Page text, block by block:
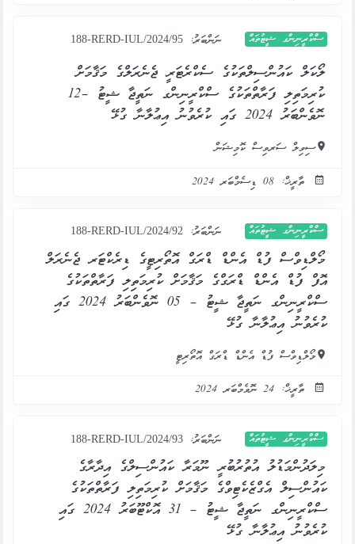
ސްކްރީނިންގ ޝީޓުތައް ނަންބަރު: 188-RERD-IUL/2024/95
ލޯކަލް ކައުންސިލްތަކުގެ ސެކްރެޓަރީ ޖެނެރަލްގެ މަޤާމަށް
ކުރިމަތިލި ފަރާތްތަކުގެ ސްކްރީނިންގ ނަތީޖާ ޝީޓު –12
ނޮވެންބަރު 2024 ގައި ކުރެވުނު އިޢުލާނާ ގުޅޭ
ސިވިލް ސަރވިސް ކޮމިޝަން
ތާރީޚް: 08 ޑިސެމްބަރ 2024
ސްކްރީނިންގ ޝީޓުތައް ނަންބަރު: 188-RERD-IUL/2024/92
މޯލްޑިވްސް ފުޑް އެންޑް ޑްރަގް އޮތޯރިޓީގެ ޑިރެކްޓަރ ޖެނެރަލް
އޮފް ފުޑް އެންޑް ޑްރަގްގެ މަޤާމަށް ކުރިމަތިލި ފަރާތްތަކުގެ
ސްކްރީނިންގ ނަތީޖާ ޝީޓު – 05 ނޮވެންބަރު 2024 ގައި
ކުރެވުނު އިޢުލާނާ ގުޅޭ
މޯލްޑިވްސް ފުޑް އެންޑް ޑްރަގް އޮތޯރިޓީ
ތާރީޚް: 24 ނޮވެމްބަރ 2024
ސްކްރީނިންގ ޝީޓުތައް ނަންބަރު: 188-RERD-IUL/2024/93
މިލަދުންމަޑުލު އުތުރުބުރީ ނޫމަރާ ކައުންސިލްގެ އިދާރާގެ
ކައުންސިލް އެގްޒެކެޓިވްގެ މަޤާމަށް ކުރިމަތިލި ފަރާތްތަކުގެ
ސްކްރީނިންގ ނަތީޖާ ޝީޓު – 31 އޮކްޓޫބަރު 2024 ގައި
ކުރެވުނު އިޢުލާނާ ގުޅޭ